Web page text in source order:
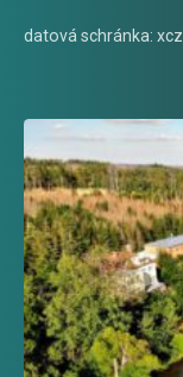
datová schránka: